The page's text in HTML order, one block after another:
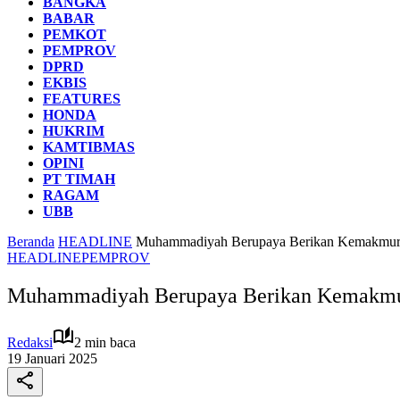
BABAR
PEMKOT
PEMPROV
DPRD
EKBIS
FEATURES
HONDA
HUKRIM
KAMTIBMAS
OPINI
PT TIMAH
RAGAM
UBB
Beranda HEADLINE Muhammadiyah Berupaya Berikan
HEADLINEPEMPROV
Muhammadiyah Berupaya Berikan
Redaksi
2 min baca
19 Januari 2025